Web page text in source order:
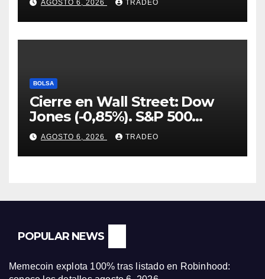
AGOSTO 6, 2026 TRADEO
BOLSA
Cierre en Wall Street: Dow
Jones (-0,85%). S&P 500
(-0,18%) y Nasdaq (-0,06%)
AGOSTO 6, 2026 TRADEO
POPULAR NEWS
Memecoin explota 100% tras listado en Robinhood: